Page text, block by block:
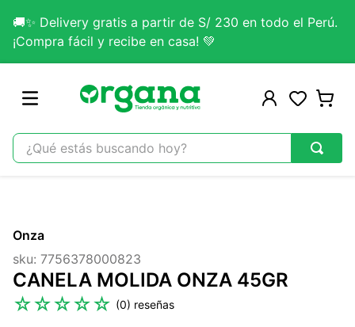
🚚✨ Delivery gratis a partir de S/ 230 en todo el Perú.
¡Compra fácil y recibe en casa! 💚
¿Qué estás buscando hoy?
2.
3.
colageno
kefir
Onza
sku: 7756378000823
CANELA MOLIDA ONZA 45GR
☆☆☆☆☆ (0)